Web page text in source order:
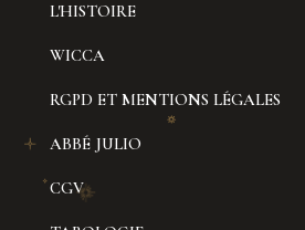
L'HISTOIRE
WICCA
RGPD ET MENTIONS LÉGALES
ABBÉ JULIO
CGV